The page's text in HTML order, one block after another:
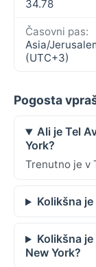
34.78
Časovni pas:
Asia/
(UTC+3)
Pogosta
Ali je Tel
York?
Trenutno je v
Kolikšna
Kolikšna
New York?